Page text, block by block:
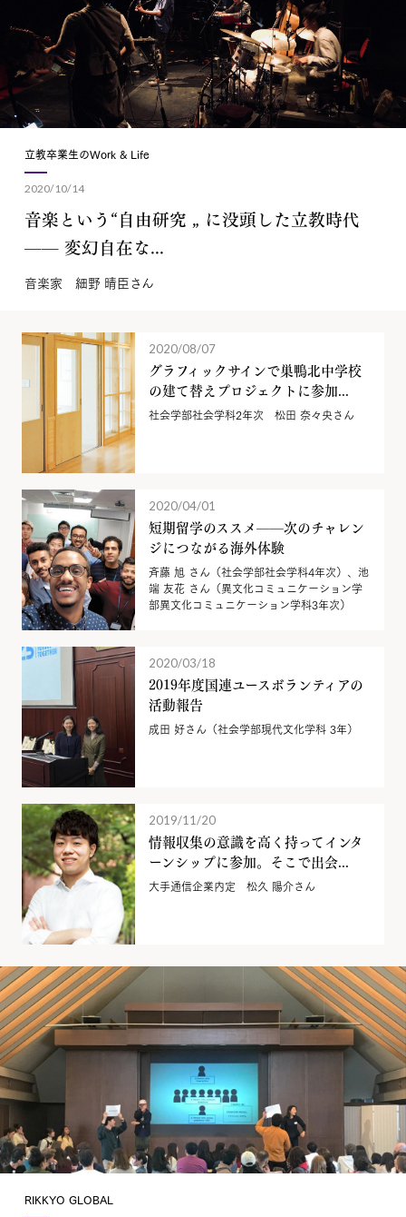
立教卒業生のWork & Life
2020/10/14
音楽という“自由研究 „ に没頭した立教時代
—— 変幻自在な...
音楽家 細野 晴臣さん
2020/08/07
グラフィックサインで巣鴨北中学校
の建て替えプロジェクトに参加...
社会学部社会学科2年次 松田 奈々央さん
2020/04/01
短期留学のススメ——次のチャレン
ジにつながる海外体験
斉藤 旭 さん（社会学部社会学科4年次）、池
端 友花 さん（異文化コミュニケーション学
部異文化コミュニケーション学科3年次）
2020/03/18
2019年度国連ユースボランティアの
活動報告
成田 好さん（社会学部現代文化学科 3年）
2019/11/20
情報収集の意識を高く持ってインタ
ーンシップに参加。そこで出会...
大手通信企業内定 松久 陽介さん
RIKKYO GLOBAL